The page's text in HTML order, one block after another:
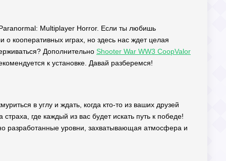
Multiplayer Horror. Если ты любишь
кооперативных играх, но здесь нас ждет целая
Дополнительно Shooter War WW3 CoopValor
к установке. Давай разберемся!
в углу и ждать, когда кто-то из ваших друзей
где каждый из вас будет искать путь к победе!
разработанные уровни, захватывающая атмосфера и